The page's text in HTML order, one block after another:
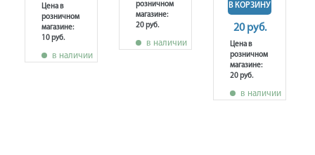
Цена в
розничном
магазине:
10 руб.
в наличии
розничном
магазине:
20 руб.
в наличии
В КОРЗИНУ
20 руб.
Цена в
розничном
магазине:
20 руб.
в наличии